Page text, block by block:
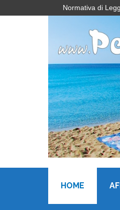
HOME
Normativa di